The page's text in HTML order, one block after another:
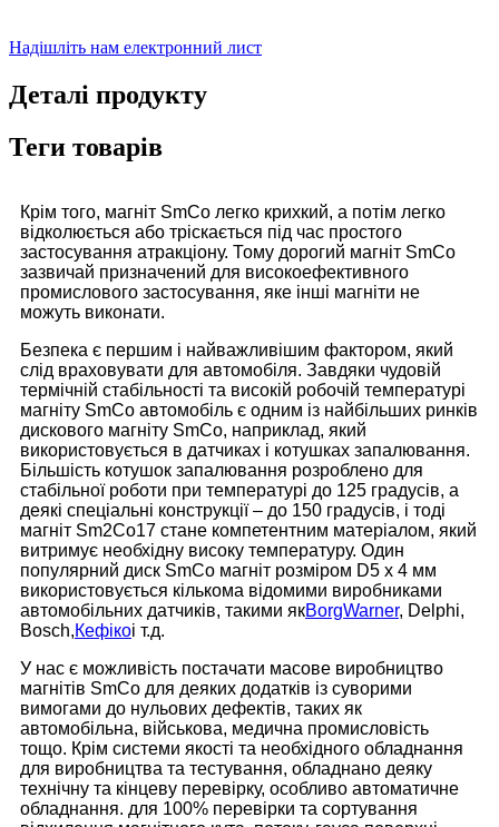
Надішліть нам електронний лист
Деталі продукту
Теги товарів
Крім того, магніт SmCo легко крихкий, а потім легко
відколюється або тріскається під час простого
застосування атракціону. Тому дорогий магніт SmCo
зазвичай призначений для високоефективного
промислового застосування, яке інші магніти не
можуть виконати.
Безпека є першим і найважливішим фактором, який
слід враховувати для автомобіля. Завдяки чудовій
термічній стабільності та високій робочій температурі
магніту SmCo автомобіль є одним із найбільших ринків
дискового магніту SmCo, наприклад, який
використовується в датчиках і котушках запалювання.
Більшість котушок запалювання розроблено для
стабільної роботи при температурі до 125 градусів, а
деякі спеціальні конструкції – до 150 градусів, і тоді
магніт Sm2Co17 стане компетентним матеріалом, який
витримує необхідну високу температуру. Один
популярний диск SmCo магніт розміром D5 x 4 мм
використовується кількома відомими виробниками
автомобільних датчиків, такими якBorgWarner, Delphi,
Bosch,Кефікоі т.д.
У нас є можливість постачати масове виробництво
магнітів SmCo для деяких додатків із суворими
вимогами до нульових дефектів, таких як
автомобільна, військова, медична промисловість
тощо. Крім системи якості та необхідного обладнання
для виробництва та тестування, обладнано деяку
технічну та кінцеву перевірку, особливо автоматичне
обладнання. для 100% перевірки та сортування